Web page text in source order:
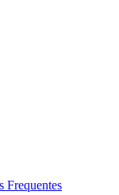
Frequentes